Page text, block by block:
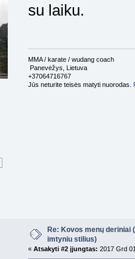
su laiku.
MMA / karate / wudang coach
Panevėžys, Lietuva
+37064716767
Jūs neturite teisės matyti nuorodas.
Re: Kovos menų deriniai
imtyniu stilius)
« Atsakyti #2 įjungtas: 2017 Grd